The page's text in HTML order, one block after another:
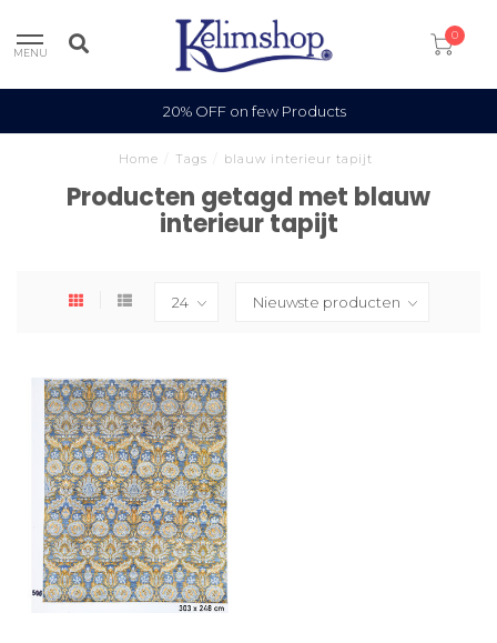
MENU
0
20% OFF on few Products
Home Tags blauw interieur tapijt
Producten getagd met blauw
interieur tapijt